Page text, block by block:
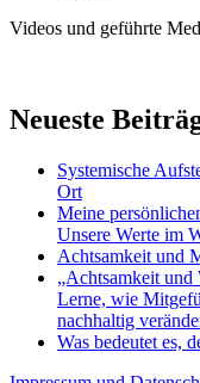
Videos und geführte
Neueste
Systemische
Ort
Meine
Unsere Werte im
Achtsamkeit und
„Achtsamkeit und
Lerne, wie
nachhaltig
Was bedeutet es,